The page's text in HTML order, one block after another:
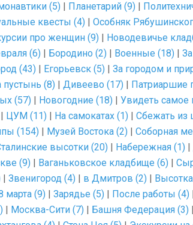
(5) | Планетарий (9) |
квесты (4) | Особняк
про женщин (9) | Новодевичье
(6) | Бородино (2) | Военные (18) |
(43) | Егорьевск (5) | За городом и
пустынь (8) | Дивеево (17) | Патриаршие
(57) | Новогодние (18) | Увидеть самое
| ЦУМ (11) | На самокатах (1) | Сбежать из
(154) | Музей Востока (2) | Соборная
высотки (20) | Набережная (1) |
(9) | Ваганьковское кладбище (6) |
| Звенигород (4) | в Дмитров (2) |
марта (9) | Зарядье (5) | После работы (4) |
| Москва-Сити (7) | Башня Федерация (3) |